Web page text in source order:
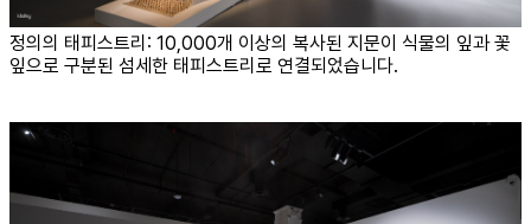
정의의 태피스트리: 10,000개 이상의 복사된 지문이 식물의 잎과 꽃
잎으로 구분된 섬세한 태피스트리로 연결되었습니다.